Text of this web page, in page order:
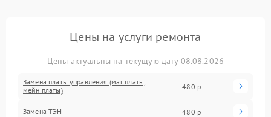
Цены на услуги ремонта
Цены актуальны на текущую дату 08.08.2026
Замена платы управления (мат.платы,
мейн платы)
480 р
Замена ТЭН 480 р